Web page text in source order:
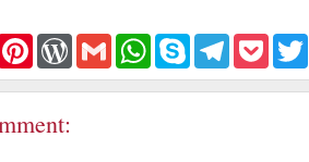
n
t
r
W
r
d
m
a
i
W
a
t
y
p
l
e
c
k